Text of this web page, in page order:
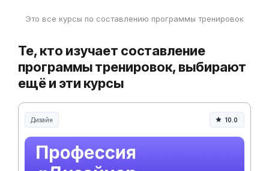
Это все курсы по составлению программы тренировок
Те, кто изучает составление
программы тренировок, выбирают
ещё и эти курсы
Дизайн 10.0